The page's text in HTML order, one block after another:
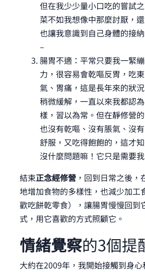
但在我少少量小口吃的嘗試
菜不如我想像中那麼討厭，
也讓我意識到自己身體的接
–
腸胃不適： 平常只要我一緊
力，很容易會乾嘔反胃，吃
氣、胃痛，這是長年來的狀
稍微緩解，一直以來我都認
樣，習以為常。但在靜修營
也沒有乾嘔、沒有脹氣、沒
舒服，又吃得飽飽的，這才
沒什麼問題嘛！它只是需要我
結束正念經修營，回到日常之後，
地增加食物的多樣性，也減少加工
歡吃餅乾零食），讓腸胃慢慢回到
式，用它喜歡的方式照顧它。
情緒覺察的3個提
大約在2009年，我開始接觸到身心